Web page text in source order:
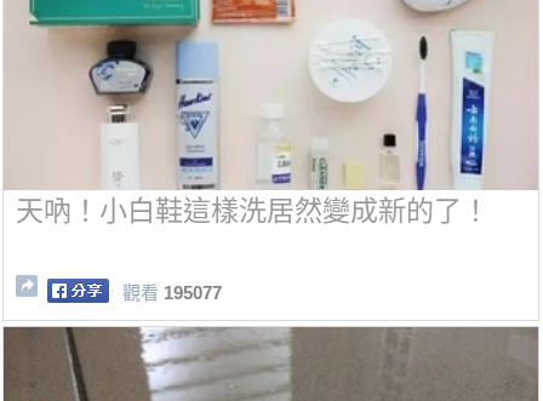
天吶！小白鞋這樣洗居然變成新的了！
觀看 195077